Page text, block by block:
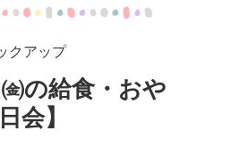
クアップ
㈮の給食・おや
会】